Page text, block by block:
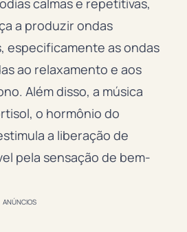
calmas e repetitivas,
a produzir ondas
especificamente as ondas
ao relaxamento e aos
Além disso, a música
o hormônio do
a liberação de
pela sensação de bem-
ANÚNCIOS